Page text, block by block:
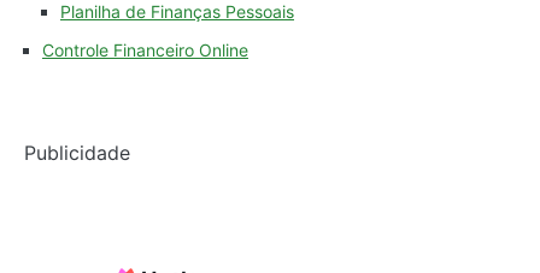
Planilha de Finanças Pessoais
Controle Financeiro Online
Publicidade